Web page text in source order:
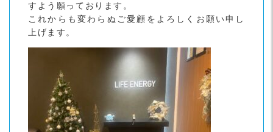
すよう願っております。
これからも変わらぬご愛顧をよろしくお願い申し
上げます。